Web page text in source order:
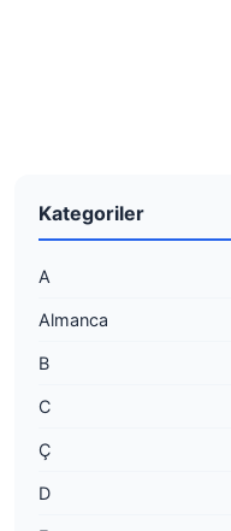
Kategoriler
A
Almanca
B
C
Ç
D